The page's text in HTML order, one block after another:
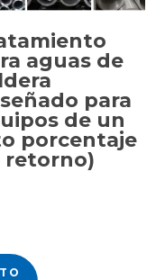
SELECCIONAR
OPCIONES
aguas de
para
de un
porcentaje
retorno)